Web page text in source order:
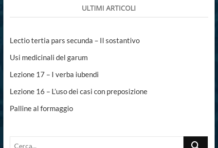
ULTIMI ARTICOLI
Lectio tertia pars secunda – Il sostantivo
Usi medicinali del garum
Lezione 17 – I verba iubendi
Lezione 16 – L’uso dei casi con preposizione
Palline al formaggio
Cerca...